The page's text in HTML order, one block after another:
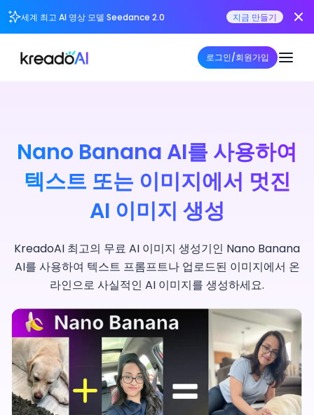
세계 최고 AI 영상 모델 Seedance 2.0 지금 만들기
로그인/회원가입
Nano Banana AI를 사용하여
텍스트 또는 이미지에서 멋진
AI 이미지 생성
KreadoAI 최고의 무료 AI 이미지 생성기인 Nano Banana
AI를 사용하여 텍스트 프롬프트나 업로드된 이미지에서 온
라인으로 사실적인 AI 이미지를 생성하세요.